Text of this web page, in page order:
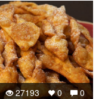
0
0
27193